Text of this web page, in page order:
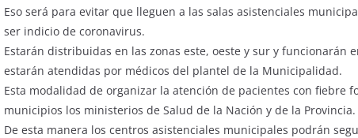
Eso será para evitar que lleguen a las salas asistenciales
ser indicio de coronavirus.
Estarán distribuidas en las zonas este, oeste y sur y funcionarán
estarán atendidas por médicos del plantel de la Municipalidad.
Esta modalidad de organizar la atención de pacientes con fiebre
municipios los ministerios de Salud de la Nación y de la Provincia.
De esta manera los centros asistenciales municipales podrán